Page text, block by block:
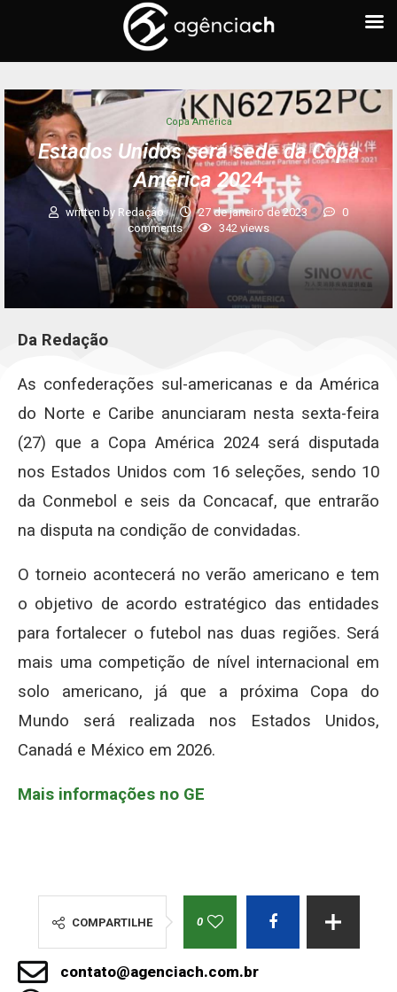
Copa América
Estados Unidos será sede da Copa
América 2024
written by Redação 27 de janeiro de 2023
0
comments
342 views
Da Redação
As confederações sul-americanas e da América
do Norte e Caribe anunciaram nesta sexta-feira
(27) que a Copa América 2024 será disputada
nos Estados Unidos com 16 seleções, sendo 10
da Conmebol e seis da Concacaf, que entrarão
na disputa na condição de convidadas.
O torneio acontecerá no verão americano e tem
o objetivo de acordo estratégico das entidades
para fortalecer o futebol nas duas regiões. Será
mais uma competição de nível internacional em
solo americano, já que a próxima Copa do
Mundo será realizada nos Estados Unidos,
Canadá e México em 2026.
Mais informações no GE
COMPARTILHE 0
contato@agenciach.com.br